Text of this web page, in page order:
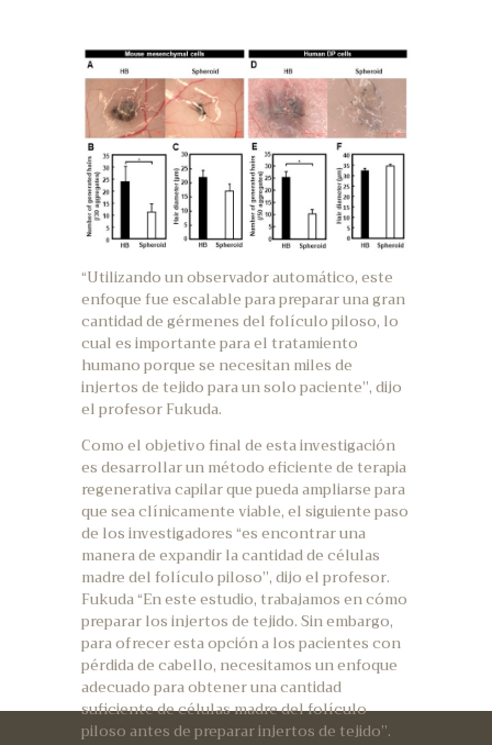
“Utilizando un observador automático, este
enfoque fue escalable para preparar una gran
cantidad de gérmenes del folículo piloso, lo
cual es importante para el tratamiento
humano porque se necesitan miles de
injertos de tejido para un solo paciente”, dijo
el profesor Fukuda.
Como el objetivo final de esta investigación
es desarrollar un método eficiente de terapia
regenerativa capilar que pueda ampliarse para
que sea clínicamente viable, el siguiente paso
de los investigadores “es encontrar una
manera de expandir la cantidad de células
madre del folículo piloso”, dijo el profesor.
Fukuda “En este estudio, trabajamos en cómo
preparar los injertos de tejido. Sin embargo,
para ofrecer esta opción a los pacientes con
pérdida de cabello, necesitamos un enfoque
adecuado para obtener una cantidad
suficiente de células madre del folículo
piloso antes de preparar injertos de tejido”.